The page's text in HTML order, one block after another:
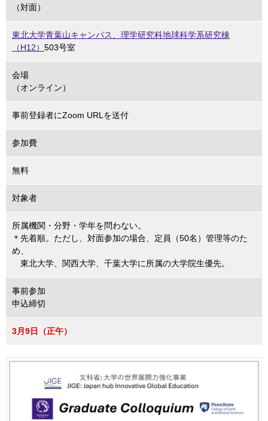
（対面）
東北大学青葉山キャンパス、理学研究科地球科学系研究棟
（H12） 503号室
会場
（オンライン）
事前登録者にZoom URLを送付
参加費
無料
対象者
所属機関・分野・学年を問わない。
＊先着順。ただし、対面参加の場合、定員（50名）管理等のた
め、
東北大学、関西大学、千葉大学に所属の大学院生優先。
事前参加
申込締切
3月9日（正午）